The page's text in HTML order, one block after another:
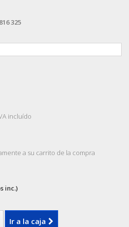
325
incluído
a su carrito de la compra
inc.)
Ir a la caja